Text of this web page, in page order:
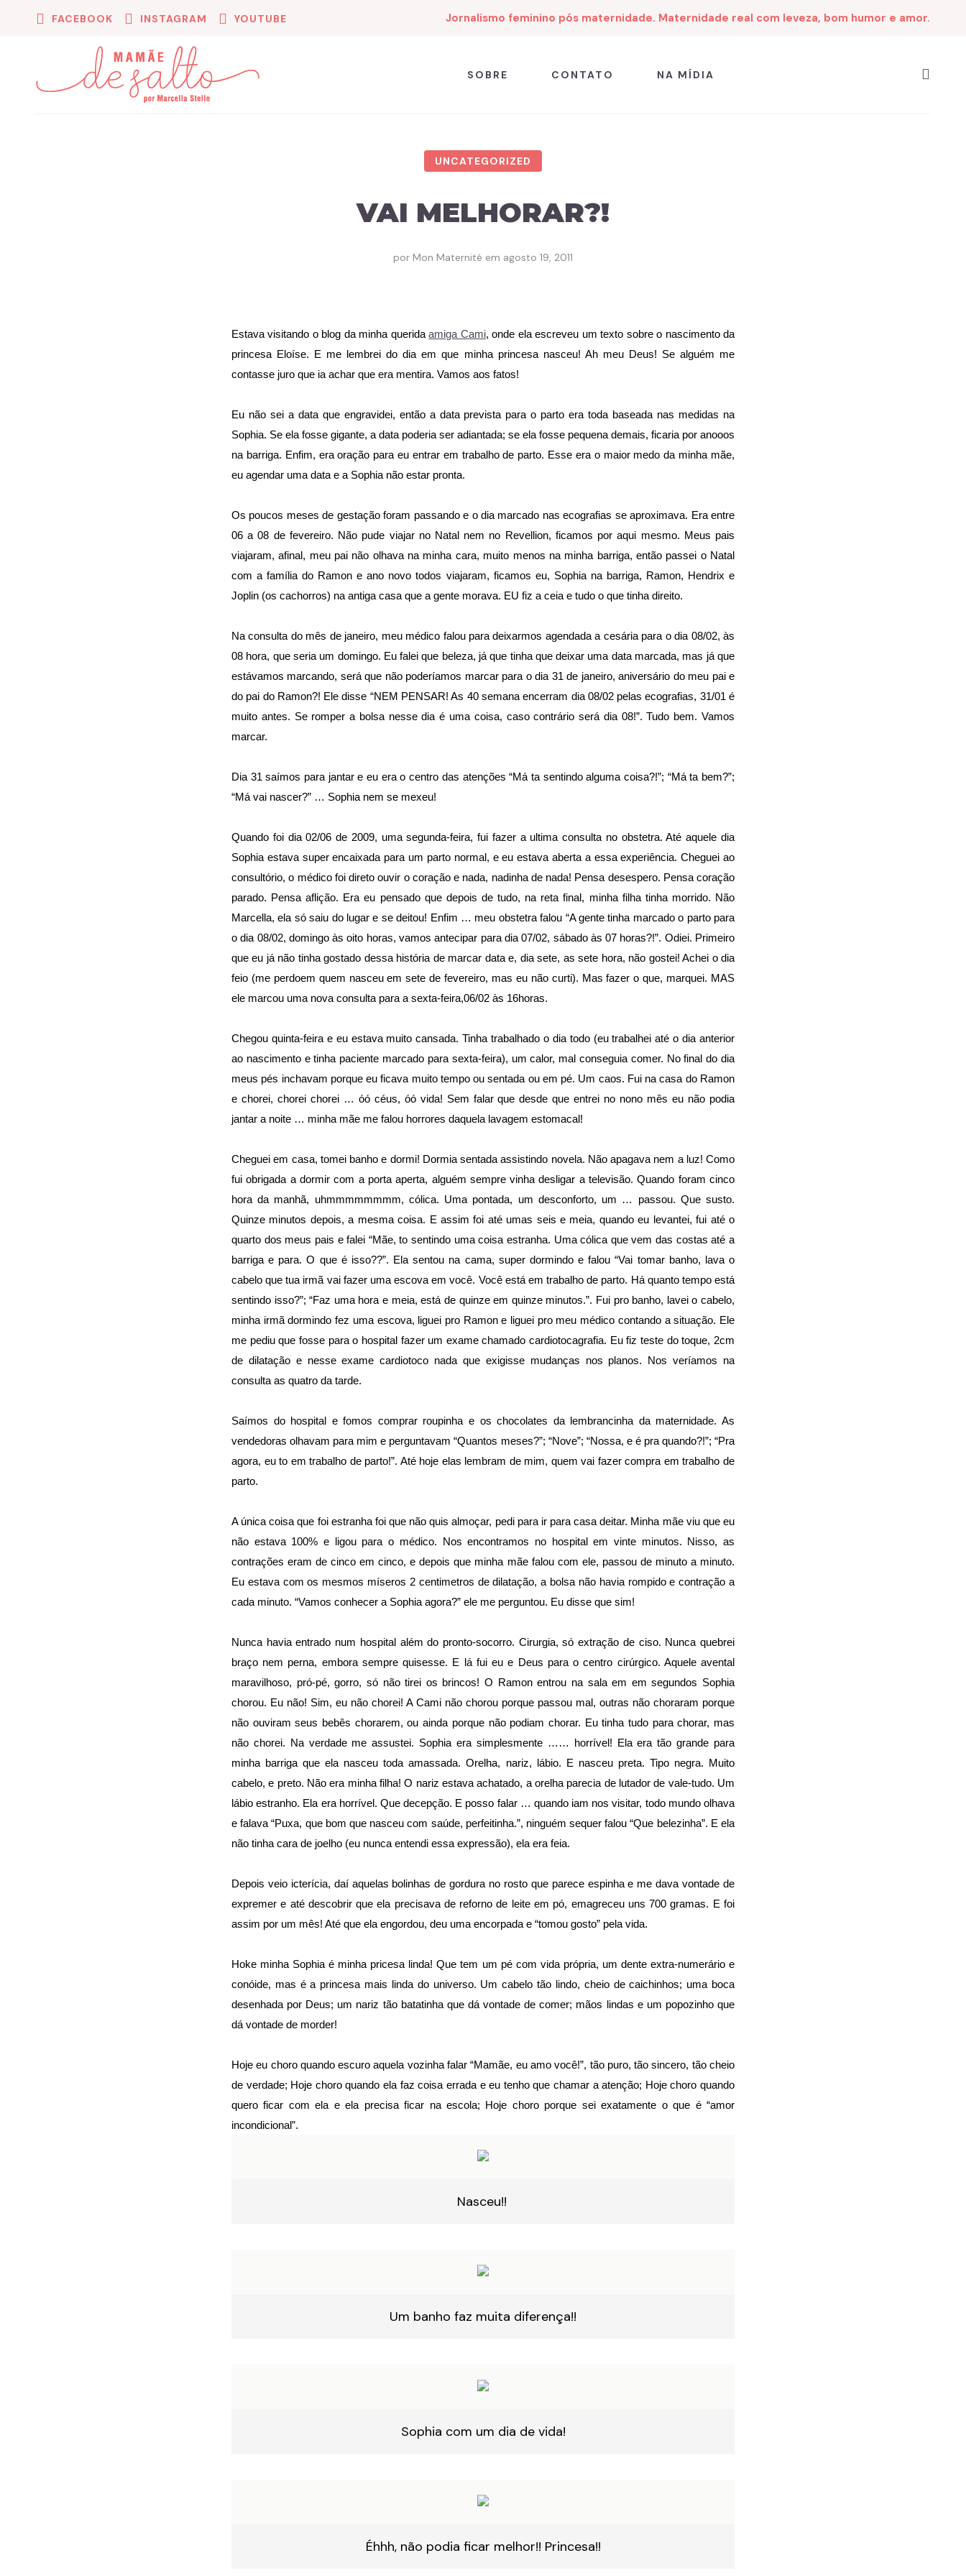
FACEBOOK INSTAGRAM YOUTUBE Jornalismo feminino pós maternidade. Maternidade real com leveza, bom humor e amor.
SOBRE CONTATO NA MÍDIA
UNCATEGORIZED
VAI MELHORAR?!
por Mon Maternité em agosto 19, 2011
Estava visitando o blog da minha queridaamiga Cami, onde ela escreveu um texto sobre o nascimento da
princesa Eloíse. E me lembrei do dia em que minha princesa nasceu! Ah meu Deus! Se alguém me
contasse juro que ia achar que era mentira. Vamos aos fatos!
Eu não sei a data que engravidei, então a data prevista para o parto era toda baseada nas medidas na
Sophia. Se ela fosse gigante, a data poderia ser adiantada; se ela fosse pequena demais, ficaria por anooos
na barriga. Enfim, era oração para eu entrar em trabalho de parto. Esse era o maior medo da minha mãe,
eu agendar uma data e a Sophia não estar pronta.
Os poucos meses de gestação foram passando e o dia marcado nas ecografias se aproximava. Era entre
06 a 08 de fevereiro. Não pude viajar no Natal nem no Revellion, ficamos por aqui mesmo. Meus pais
viajaram, afinal, meu pai não olhava na minha cara, muito menos na minha barriga, então passei o Natal
com a família do Ramon e ano novo todos viajaram, ficamos eu, Sophia na barriga, Ramon, Hendrix e
Joplin (os cachorros) na antiga casa que a gente morava. EU fiz a ceia e tudo o que tinha direito.
Na consulta do mês de janeiro, meu médico falou para deixarmos agendada a cesária para o dia 08/02, às
08 hora, que seria um domingo. Eu falei que beleza, já que tinha que deixar uma data marcada, mas já que
estávamos marcando, será que não poderíamos marcar para o dia 31 de janeiro, aniversário do meu pai e
do pai do Ramon?! Ele disse “NEM PENSAR! As 40 semana encerram dia 08/02 pelas ecografias, 31/01 é
muito antes. Se romper a bolsa nesse dia é uma coisa, caso contrário será dia 08!”. Tudo bem. Vamos
marcar.
Dia 31 saímos para jantar e eu era o centro das atenções “Má ta sentindo alguma coisa?!”; “Má ta bem?”;
“Má vai nascer?” … Sophia nem se mexeu!
Quando foi dia 02/06 de 2009, uma segunda-feira, fui fazer a ultima consulta no obstetra. Até aquele dia
Sophia estava super encaixada para um parto normal, e eu estava aberta a essa experiência. Cheguei ao
consultório, o médico foi direto ouvir o coração e nada, nadinha de nada! Pensa desespero. Pensa coração
parado. Pensa aflição. Era eu pensado que depois de tudo, na reta final, minha filha tinha morrido. Não
Marcella, ela só saiu do lugar e se deitou! Enfim … meu obstetra falou “A gente tinha marcado o parto para
o dia 08/02, domingo às oito horas, vamos antecipar para dia 07/02, sábado às 07 horas?!”. Odiei. Primeiro
que eu já não tinha gostado dessa história de marcar data e, dia sete, as sete hora, não gostei! Achei o dia
feio (me perdoem quem nasceu em sete de fevereiro, mas eu não curti). Mas fazer o que, marquei. MAS
ele marcou uma nova consulta para a sexta-feira,06/02 às 16horas.
Chegou quinta-feira e eu estava muito cansada. Tinha trabalhado o dia todo (eu trabalhei até o dia anterior
ao nascimento e tinha paciente marcado para sexta-feira), um calor, mal conseguia comer. No final do dia
meus pés inchavam porque eu ficava muito tempo ou sentada ou em pé. Um caos. Fui na casa do Ramon
e chorei, chorei chorei … óó céus, óó vida! Sem falar que desde que entrei no nono mês eu não podia
jantar a noite … minha mãe me falou horrores daquela lavagem estomacal!
Cheguei em casa, tomei banho e dormi! Dormia sentada assistindo novela. Não apagava nem a luz! Como
fui obrigada a dormir com a porta aperta, alguém sempre vinha desligar a televisão. Quando foram cinco
hora da manhã, uhmmmmmmmm, cólica. Uma pontada, um desconforto, um … passou. Que susto.
Quinze minutos depois, a mesma coisa. E assim foi até umas seis e meia, quando eu levantei, fui até o
quarto dos meus pais e falei “Mãe, to sentindo uma coisa estranha. Uma cólica que vem das costas até a
barriga e para. O que é isso??”. Ela sentou na cama, super dormindo e falou “Vai tomar banho, lava o
cabelo que tua irmã vai fazer uma escova em você. Você está em trabalho de parto. Há quanto tempo está
sentindo isso?”; “Faz uma hora e meia, está de quinze em quinze minutos.”. Fui pro banho, lavei o cabelo,
minha irmã dormindo fez uma escova, liguei pro Ramon e liguei pro meu médico contando a situação. Ele
me pediu que fosse para o hospital fazer um exame chamado cardiotocagrafia. Eu fiz teste do toque, 2cm
de dilatação e nesse exame cardiotoco nada que exigisse mudanças nos planos. Nos veríamos na
consulta as quatro da tarde.
Saímos do hospital e fomos comprar roupinha e os chocolates da lembrancinha da maternidade. As
vendedoras olhavam para mim e perguntavam “Quantos meses?”; “Nove”; “Nossa, e é pra quando?!”; “Pra
agora, eu to em trabalho de parto!”. Até hoje elas lembram de mim, quem vai fazer compra em trabalho de
parto.
A única coisa que foi estranha foi que não quis almoçar, pedi para ir para casa deitar. Minha mãe viu que eu
não estava 100% e ligou para o médico. Nos encontramos no hospital em vinte minutos. Nisso, as
contrações eram de cinco em cinco, e depois que minha mãe falou com ele, passou de minuto a minuto.
Eu estava com os mesmos míseros 2 centimetros de dilatação, a bolsa não havia rompido e contração a
cada minuto. “Vamos conhecer a Sophia agora?” ele me perguntou. Eu disse que sim!
Nunca havia entrado num hospital além do pronto-socorro. Cirurgia, só extração de ciso. Nunca quebrei
braço nem perna, embora sempre quisesse. E lá fui eu e Deus para o centro cirúrgico. Aquele avental
maravilhoso, pró-pé, gorro, só não tirei os brincos! O Ramon entrou na sala em em segundos Sophia
chorou. Eu não! Sim, eu não chorei! A Cami não chorou porque passou mal, outras não choraram porque
não ouviram seus bebês chorarem, ou ainda porque não podiam chorar. Eu tinha tudo para chorar, mas
não chorei. Na verdade me assustei. Sophia era simplesmente …… horrível! Ela era tão grande para
minha barriga que ela nasceu toda amassada. Orelha, nariz, lábio. E nasceu preta. Tipo negra. Muito
cabelo, e preto. Não era minha filha! O nariz estava achatado, a orelha parecia de lutador de vale-tudo. Um
lábio estranho. Ela era horrível. Que decepção. E posso falar … quando iam nos visitar, todo mundo olhava
e falava “Puxa, que bom que nasceu com saúde, perfeitinha.”, ninguém sequer falou “Que belezinha”. E ela
não tinha cara de joelho (eu nunca entendi essa expressão), ela era feia.
Depois veio icterícia, daí aquelas bolinhas de gordura no rosto que parece espinha e me dava vontade de
expremer e até descobrir que ela precisava de reforno de leite em pó, emagreceu uns 700 gramas. E foi
assim por um mês! Até que ela engordou, deu uma encorpada e “tomou gosto” pela vida.
Hoke minha Sophia é minha pricesa linda! Que tem um pé com vida própria, um dente extra-numerário e
conóide, mas é a princesa mais linda do universo. Um cabelo tão lindo, cheio de caichinhos; uma boca
desenhada por Deus; um nariz tão batatinha que dá vontade de comer; mãos lindas e um popozinho que
dá vontade de morder!
Hoje eu choro quando escuro aquela vozinha falar “Mamãe, eu amo você!”, tão puro, tão sincero, tão cheio
de verdade; Hoje choro quando ela faz coisa errada e eu tenho que chamar a atenção; Hoje choro quando
quero ficar com ela e ela precisa ficar na escola; Hoje choro porque sei exatamente o que é “amor
incondicional”.
Nasceu!!
Um banho faz muita diferença!!
Sophia com um dia de vida!
Éhhh, não podia ficar melhor!! Princesa!!